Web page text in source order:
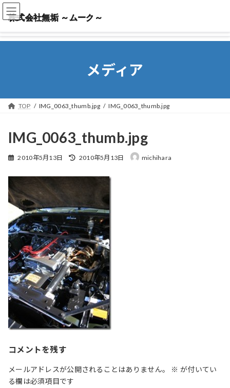
株式会社無垢 ～ムーク～
株式会社無垢 ～ムーク～
メディア
TOP IMG_0063_thumb.jpg IMG_0063_thumb.jpg
IMG_0063_thumb.jpg
2010年5月13日
最
:
2010年5月13日 michihara
コメントを残す
メールアドレスが公開されることはありません。 ※ が付いてい
る欄は必須項目です